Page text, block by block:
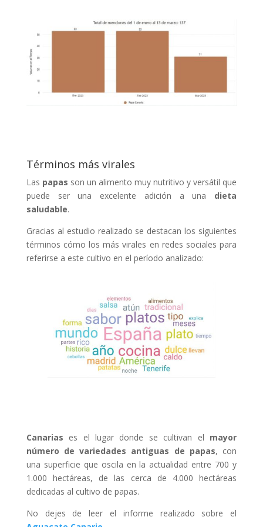
Términos más virales
Las papas son un alimento muy nutritivo y versátil que
puede ser una excelente adición a una dieta
saludable.
Gracias al estudio realizado se destacan los siguientes
términos cómo los más virales en redes sociales para
referirse a este cultivo en el período analizado:
Canarias es el lugar donde se cultivan el mayor
número de variedades antiguas de papas, con
una superficie que oscila en la actualidad entre 700 y
1.000 hectáreas, de las cerca de 4.000 hectáreas
dedicadas al cultivo de papas.
No dejes de leer el informe realizado sobre el